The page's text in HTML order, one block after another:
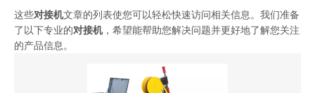
这些对接机文章的列表使您可以轻松快速访问相关信息。我们准备
了以下专业的对接机，希望能帮助您解决问题并更好地了解您关注
的产品信息。